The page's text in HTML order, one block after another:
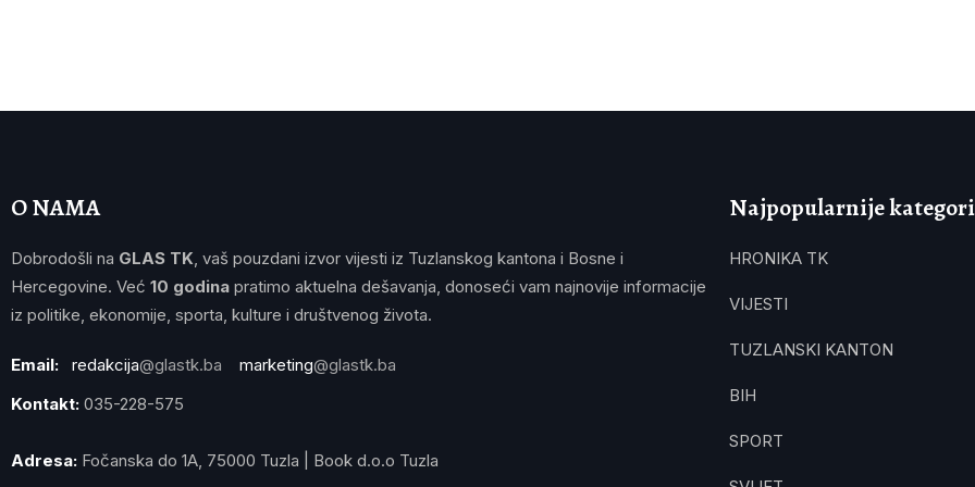
O NAMA
Dobrodošli na GLAS TK, vaš pouzdani izvor vijesti iz Tuzlanskog kantona i Bosne i
Hercegovine. Već 10 godina pratimo aktuelna dešavanja, donoseći vam najnovije informacije
iz politike, ekonomije, sporta, kulture i društvenog života.
Email: redakcija@glastk.ba marketing@glastk.ba
Kontakt: 035-228-575
Adresa: Fočanska do 1A, 75000 Tuzla | Book d.o.o Tuzla
Najpopularnije
HRONIKA TK
VIJESTI
TUZLANSKI KANTON
BIH
SPORT